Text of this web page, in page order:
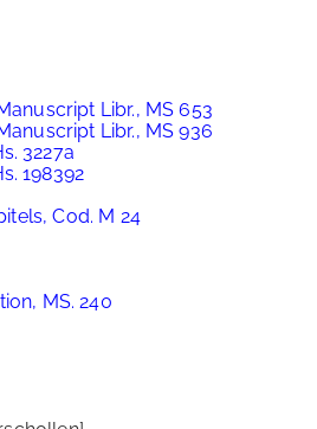
Libr., MS 653
Libr., MS 936
3227a
198392
Cod. M 24
MS. 240